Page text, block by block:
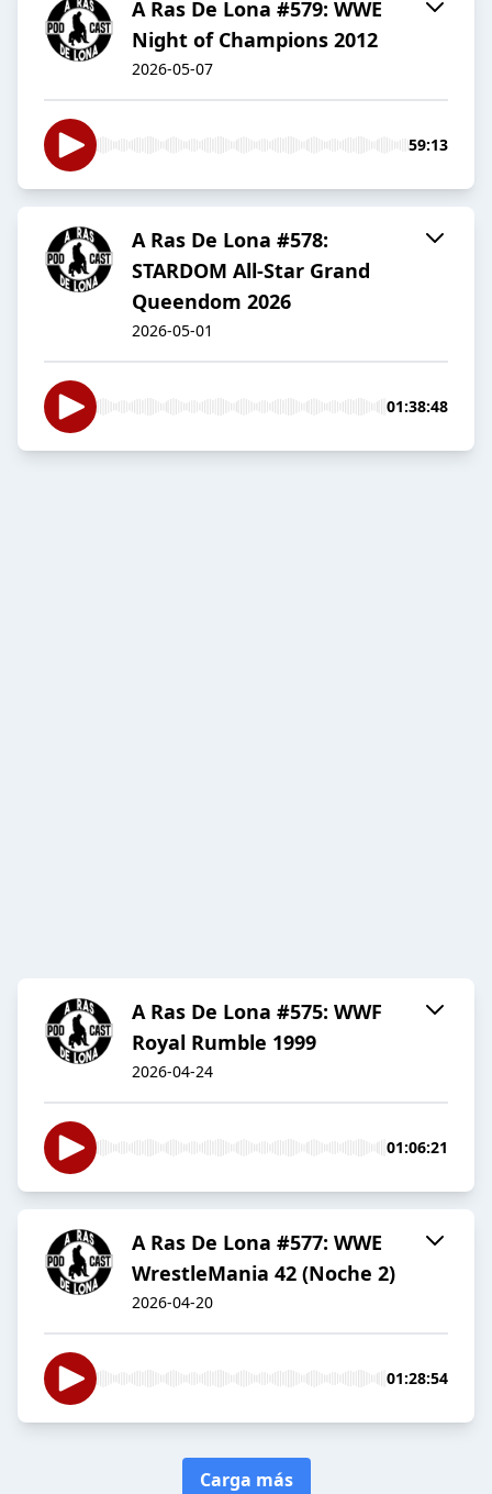
A Ras De Lona #579: WWE
Night of Champions 2012
2026-05-07
59:13
A Ras De Lona #578:
STARDOM All-Star Grand
Queendom 2026
2026-05-01
01:38:48
A Ras De Lona #575: WWF
Royal Rumble 1999
2026-04-24
01:06:21
A Ras De Lona #577: WWE
WrestleMania 42 (Noche 2)
2026-04-20
01:28:54
Carga más